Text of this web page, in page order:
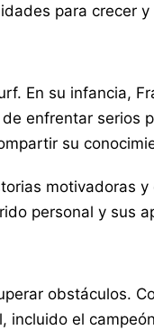
para crecer y
En su infancia,
enfrentar serios
su
motivadoras y
personal y sus
obstáculos.
el